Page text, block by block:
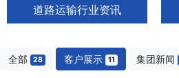
道路运输行业资讯
全部 28 客户展示 11 集团新闻